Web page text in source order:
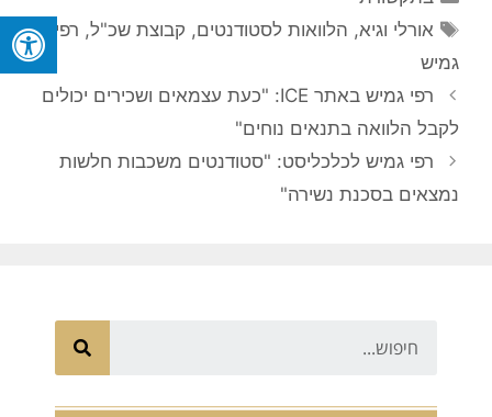
אורלי וגיא, הלוואות לסטודנטים, קבוצת שכ"ל, רפי
גמיש
רפי גמיש באתר ICE: "כעת עצמאים ושכירים יכולים
לקבל הלוואה בתנאים נוחים"
רפי גמיש לכלכליסט: "סטודנטים משכבות חלשות
נמצאים בסכנת נשירה"